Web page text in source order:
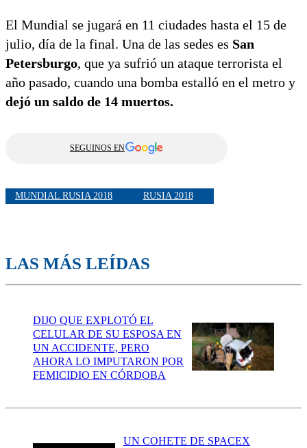
El Mundial se jugará en 11 ciudades hasta el 15 de
julio, día de la final. Una de las sedes es San
Petersburgo, que ya sufrió un ataque terrorista el
año pasado, cuando una bomba estalló en el metro y
dejó un saldo de 14 muertos.
SEGUINOS EN
MUNDIAL RUSIA 2018 RUSIA 2018
LAS MÁS LEÍDAS
DIJO QUE EXPLOTÓ EL
CELULAR DE SU ESPOSA EN
UN ACCIDENTE, PERO
AHORA LO IMPUTARON POR
FEMICIDIO EN CÓRDOBA
UN COHETE DE SPACEX